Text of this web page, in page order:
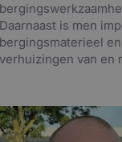
Daarnaast is men
bergingsmaterieel
verhuizingen van en